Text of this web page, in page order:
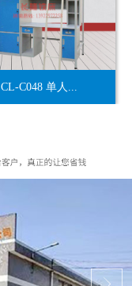
CL-C048 单人...